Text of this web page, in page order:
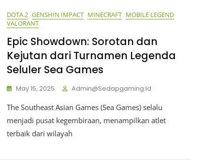
DOTA 2 GENSHIN IMPACT MINECRAFT MOBILE LEGEND
VALORANT
Epic Showdown: Sorotan dan
Kejutan dari Turnamen Legenda
Seluler Sea Games
May 15, 2025 Admin@sedapgaming.id
The Southeast Asian Games (Sea Games) selalu
menjadi pusat kegembiraan, menampilkan atlet
terbaik dari wilayah